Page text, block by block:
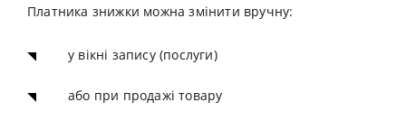
Платника знижки можна змінити вручну:
у вікні запису (послуги)
або при продажі товару